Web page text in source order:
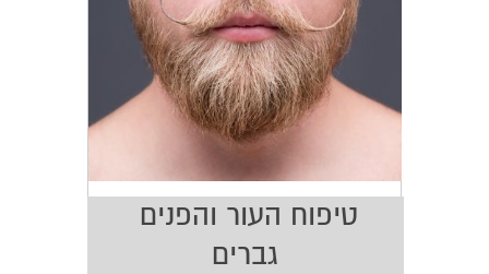
טיפוח העור והפנים
גברים